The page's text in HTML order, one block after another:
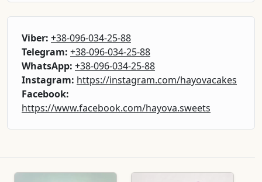
Viber: +38-096-034-25-88
Telegram: +38-096-034-25-88
WhatsApp: +38-096-034-25-88
Instagram: https://instagram.com/hayovacakes
Facebook:
https://www.facebook.com/hayova.sweets